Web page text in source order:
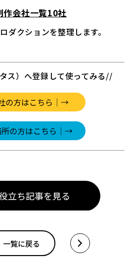
作会社一覧10社
ダクションを整理します。
ス）へ登録して使ってみる//
一覧に戻る